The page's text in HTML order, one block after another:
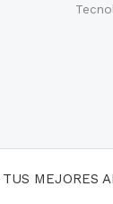
MEJORES